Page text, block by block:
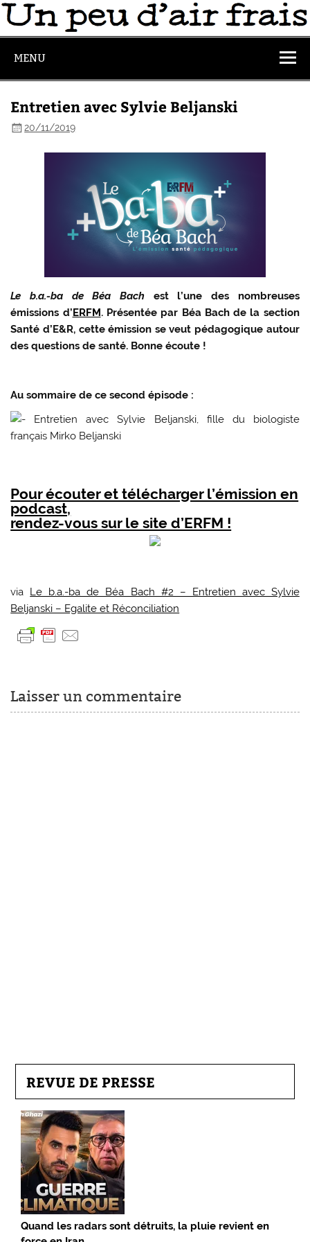
MENU
Entretien avec Sylvie Beljanski
20/11/2019
Le b.a.-ba de Béa Bach est l’une des nombreuses
émissions d’ERFM. Présentée par Béa Bach de la section
Santé d’E&R, cette émission se veut pédagogique autour
des questions de santé. Bonne écoute !
Au sommaire de ce second épisode :
Entretien avec Sylvie Beljanski, fille du biologiste
français Mirko Beljanski
Pour écouter et télécharger l’émission en
podcast,
rendez-vous sur le site d’ERFM !
via Le b.a.-ba de Béa Bach #2 – Entretien avec Sylvie
Beljanski – Egalite et Réconciliation
Laisser un commentaire
REVUE DE PRESSE
Quand les radars sont détruits, la pluie revient en